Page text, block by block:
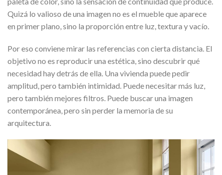
Quizá lo valioso de una imagen no es el mueble que aparece
en primer plano, sino la proporción entre luz, textura y vacío.
Por eso conviene mirar las referencias con cierta distancia. El
objetivo no es reproducir una estética, sino descubrir qué
necesidad hay detrás de ella. Una vivienda puede pedir
amplitud, pero también intimidad. Puede necesitar más luz,
pero también mejores filtros. Puede buscar una imagen
contemporánea, pero sin perder la memoria de su
arquitectura.